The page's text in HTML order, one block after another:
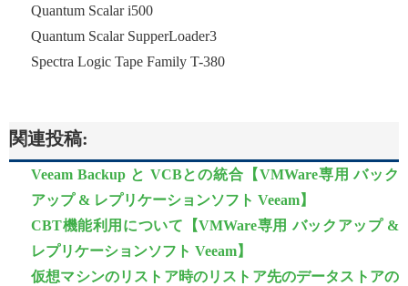
Quantum Scalar i500
Quantum Scalar SupperLoader3
Spectra Logic Tape Family T-380
関連投稿:
Veeam Backup と VCBとの統合【VMWare専用 バック
アップ & レプリケーションソフト Veeam】
CBT機能利用について【VMWare専用 バックアップ &
レプリケーションソフト Veeam】
仮想マシンのリストア時のリストア先のデータストアの